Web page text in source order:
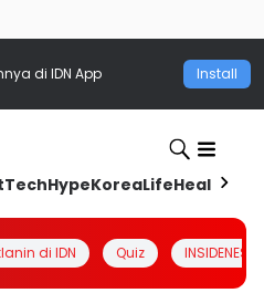
di IDN App Install
TechHypeKoreaLifeHealth
di IDN Quiz INSIDENESIA